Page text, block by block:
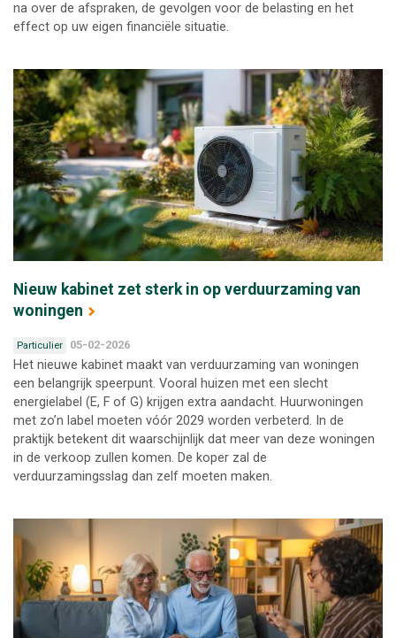
na over de afspraken, de gevolgen voor de belasting en het
effect op uw eigen financiële situatie.
Nieuw kabinet zet sterk in op verduurzaming van
woningen
Particulier 05-02-2026
Het nieuwe kabinet maakt van verduurzaming van woningen
een belangrijk speerpunt. Vooral huizen met een slecht
energielabel (E, F of G) krijgen extra aandacht. Huurwoningen
met zo’n label moeten vóór 2029 worden verbeterd. In de
praktijk betekent dit waarschijnlijk dat meer van deze woningen
in de verkoop zullen komen. De koper zal de
verduurzamingsslag dan zelf moeten maken.